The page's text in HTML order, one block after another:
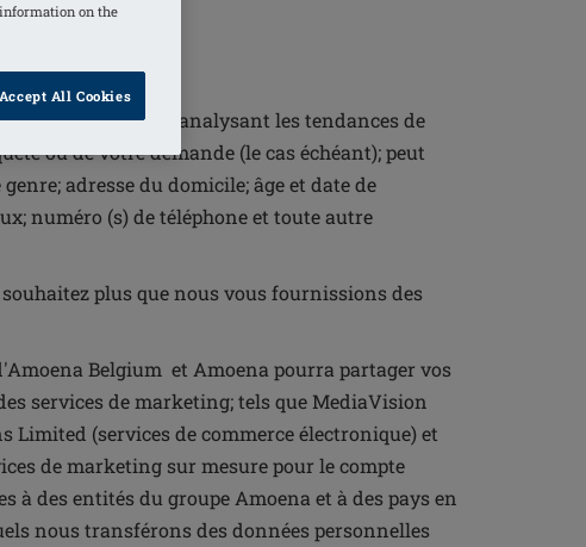
par téléphone, en analysant les tendances de
ou de votre demande (le cas échéant); peut
adresse du domicile; âge et date de
numéro (s) de téléphone et toute autre
plus que nous vous fournissions des
Belgium et Amoena pourra partager vos
services de marketing; tels que MediaVision
Limited (services de commerce électronique) et
de marketing sur mesure pour le compte
à des entités du groupe Amoena et à des pays en
nous transférons des données personnelles
on the
Accept All Cookies